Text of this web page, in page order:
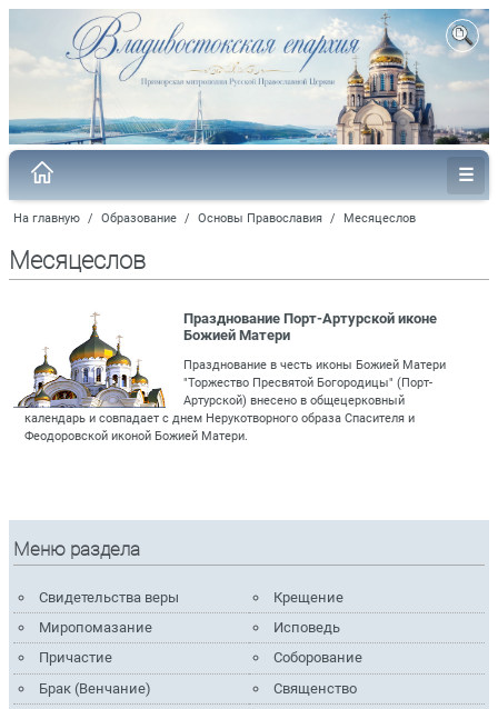
На главную / Образование / Основы Православия / Месяцеслов
Месяцеслов
Празднование Порт-Артурской иконе
Божией Матери
Празднование в честь иконы Божией Матери
"Торжество Пресвятой Богородицы" (Порт-
Артурской) внесено в общецерковный
календарь и совпадает с днем Нерукотворного образа Спасителя и
Феодоровской иконой Божией Матери.
Меню раздела
Свидетельства веры
Крещение
Миропомазание
Исповедь
Причастие
Соборование
Брак (Венчание)
Священство